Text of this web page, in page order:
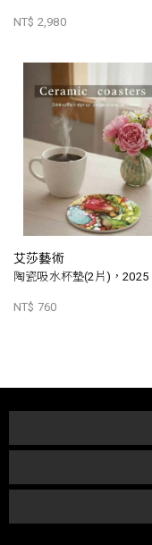
NT$ 2,980
艾莎藝術
陶瓷吸水杯墊(2片)，2025
NT$ 760